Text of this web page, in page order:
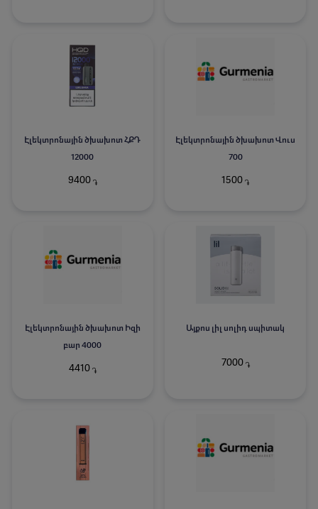
Էլեկտրոնային ծխախոտ ՀՔԴ
12000
9400 ֏
Էլեկտրոնային ծխախոտ Վուս
700
1500 ֏
Էլեկտրոնային ծխախոտ Իզի
բար 4000
4410 ֏
Այքոս լիլ սոլիդ սպիտակ
7000 ֏